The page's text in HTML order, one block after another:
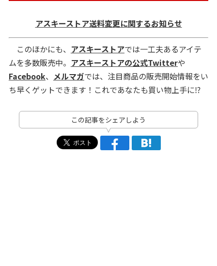
アスキーストア送料変更に関するお知らせ
このほかにも、 アスキーストアでは一工夫あるアイテ
ムを多数販売中。 アスキーストアの公式Twitterや
Facebook、 メルマガでは、注目商品の販売開始情報をい
ち早くゲットできます！これであなたも買い物上手に⁉
この記事をシェアしよう